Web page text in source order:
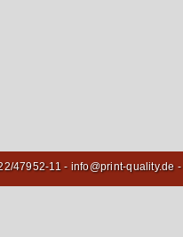
47952-11 - info@print-quality.de-